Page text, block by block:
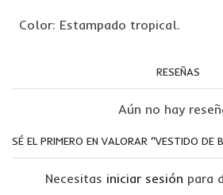
Color: Estampado tropical.
RESEÑAS
Aún no hay
SÉ EL PRIMERO EN VALORAR “VESTIDO DE
Necesitas iniciar sesión para